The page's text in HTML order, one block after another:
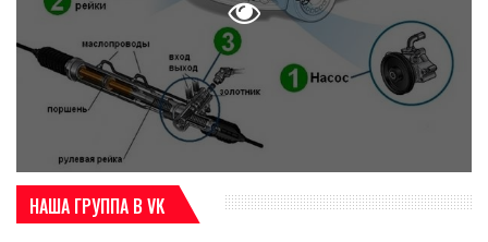
НАША ГРУППА В VK